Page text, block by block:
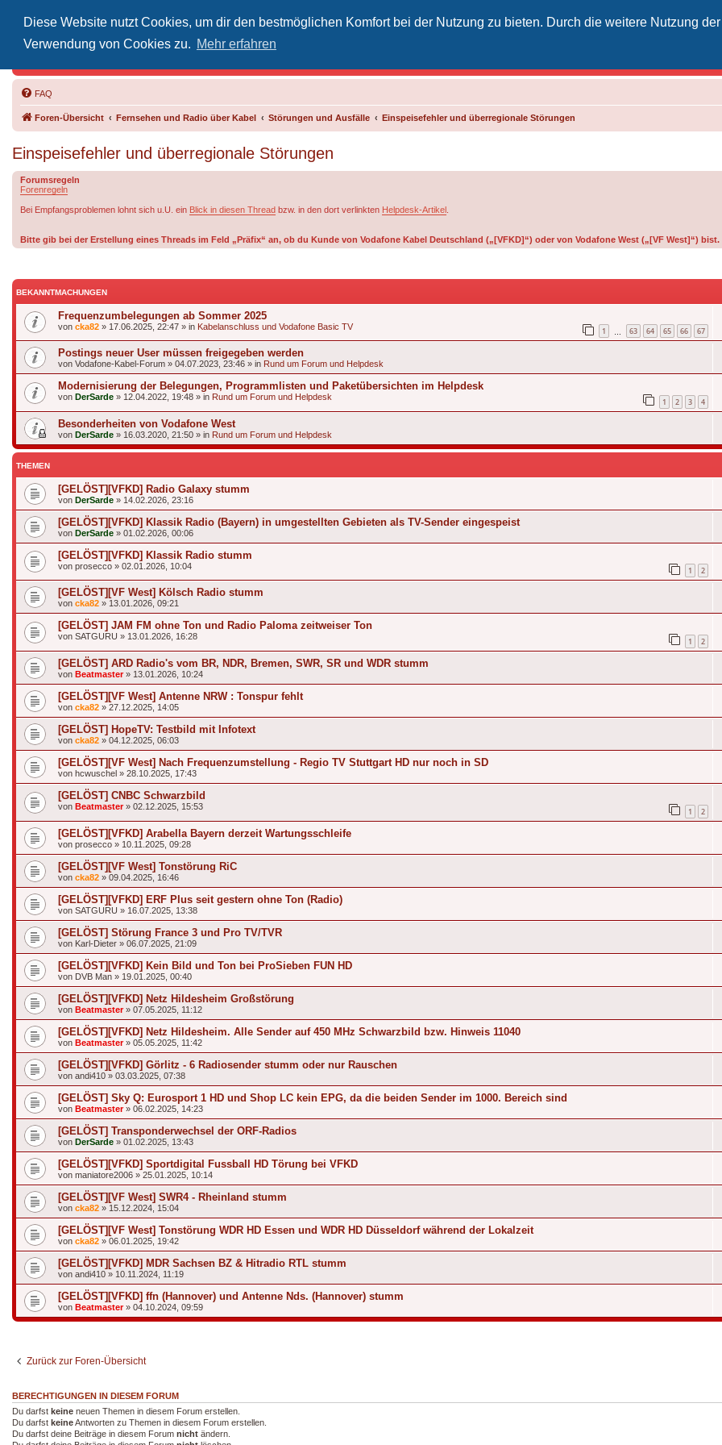
Diese Website nutzt Cookies, um dir den bestmöglichen Komfort bei der Nutzung zu bieten. Durch die weitere Nutzung
Verwendung von Cookies zu. Mehr erfahren
FAQ
Foren-Übersicht Fernsehen und Radio über Kabel Störungen und Ausfälle Einspeisefehler und überregionale Störungen
Einspeisefehler und überregionale Störungen
Forumsregeln
Forenregeln
Bei Empfangsproblemen lohnt sich u.U. ein Blick in diesen Thread bzw. in den dort verlinkten Helpdesk-Artikel
Bitte gib bei der Erstellung eines Threads im Feld „Präfix“ an, ob du Kunde von Vodafone Kabel Deutschland („[VFKD]“) oder von Vodafone West („[VF West]“) bist.
BEKANNTMACHUNGEN
Frequenzumbelegungen ab Sommer 2025
von cka82 » 17.06.2025, 22:47 » in Kabelanschluss und Vodafone Basic TV 1 63 64 65 66 67
Postings neuer User müssen freigegeben werden
von Vodafone-Kabel-Forum » 04.07.2023, 23:46 » in Rund um Forum und Helpdesk
Modernisierung der Belegungen, Programmlisten und Paketübersichten im Helpdesk
von DerSarde » 12.04.2022, 19:48 » in Rund um Forum und Helpdesk 1 2 3 4
Besonderheiten von Vodafone West
von DerSarde » 16.03.2020, 21:50 » in Rund um Forum und Helpdesk
THEMEN
[GELÖST][VFKD] Radio Galaxy stumm
von DerSarde » 14.02.2026, 23:16
[GELÖST][VFKD] Klassik Radio (Bayern) in umgestellten Gebieten als TV-Sender eingespeist
von DerSarde » 01.02.2026, 00:06
[GELÖST][VFKD] Klassik Radio stumm
von prosecco » 02.01.2026, 10:04 1 2
[GELÖST][VF West] Kölsch Radio stumm
von cka82 » 13.01.2026, 09:21
[GELÖST] JAM FM ohne Ton und Radio Paloma zeitweiser Ton
von SATGURU » 13.01.2026, 16:28 1 2
[GELÖST] ARD Radio's vom BR, NDR, Bremen, SWR, SR und WDR stumm
von Beatmaster» 13.01.2026, 10:24
[GELÖST][VF West] Antenne NRW : Tonspur fehlt
von cka82 » 27.12.2025, 14:05
[GELÖST] HopeTV: Testbild mit Infotext
von cka82 » 04.12.2025, 06:03
[GELÖST][VF West] Nach Frequenzumstellung - Regio TV Stuttgart HD nur noch in SD
von hcwuschel » 28.10.2025, 17:43
[GELÖST] CNBC Schwarzbild
von Beatmaster» 02.12.2025, 15:53 1 2
[GELÖST][VFKD] Arabella Bayern derzeit Wartungsschleife
von prosecco » 10.11.2025, 09:28
[GELÖST][VF West] Tonstörung RiC
von cka82 » 09.04.2025, 16:46
[GELÖST][VFKD] ERF Plus seit gestern ohne Ton (Radio)
von SATGURU » 16.07.2025, 13:38
[GELÖST] Störung France 3 und Pro TV/TVR
von Karl-Dieter » 06.07.2025, 21:09
[GELÖST][VFKD] Kein Bild und Ton bei ProSieben FUN HD
von DVB Man » 19.01.2025, 00:40
[GELÖST][VFKD] Netz Hildesheim Großstörung
von Beatmaster» 07.05.2025, 11:12
[GELÖST][VFKD] Netz Hildesheim. Alle Sender auf 450 MHz Schwarzbild bzw. Hinweis 11040
von Beatmaster» 05.05.2025, 11:42
[GELÖST][VFKD] Görlitz - 6 Radiosender stumm oder nur Rauschen
von andi410 » 03.03.2025, 07:38
[GELÖST] Sky Q: Eurosport 1 HD und Shop LC kein EPG, da die beiden Sender im 1000. Bereich sind
von Beatmaster» 06.02.2025, 14:23
[GELÖST] Transponderwechsel der ORF-Radios
von DerSarde » 01.02.2025, 13:43
[GELÖST][VFKD] Sportdigital Fussball HD Törung bei VFKD
von maniatore2006 » 25.01.2025, 10:14
[GELÖST][VF West] SWR4 - Rheinland stumm
von cka82 » 15.12.2024, 15:04
[GELÖST][VF West] Tonstörung WDR HD Essen und WDR HD Düsseldorf während der Lokalzeit
von cka82 » 06.01.2025, 19:42
[GELÖST][VFKD] MDR Sachsen BZ & Hitradio RTL stumm
von andi410 » 10.11.2024, 11:19
[GELÖST][VFKD] ffn (Hannover) und Antenne Nds. (Hannover) stumm
von Beatmaster» 04.10.2024, 09:59
Zurück zur Foren-Übersicht
BERECHTIGUNGEN IN DIESEM FORUM
Du darfst keine neuen Themen in diesem Forum erstellen.
Du darfst keineAntworten zu Themen in diesem Forum erstellen.
Du darfst deine Beiträge in diesem Forum nicht ändern.